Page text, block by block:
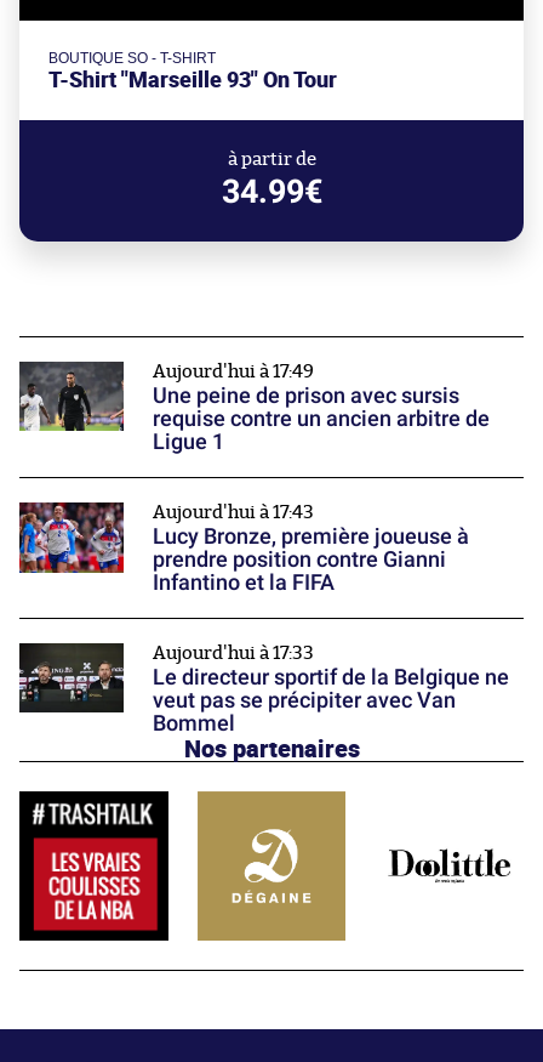
BOUTIQUE SO - T-SHIRT
T-Shirt "Marseille 93" On Tour
à partir de
34.99€
Aujourd'hui à 17:49
Une peine de prison avec sursis
requise contre un ancien arbitre de
Ligue 1
Aujourd'hui à 17:43
Lucy Bronze, première joueuse à
prendre position contre Gianni
Infantino et la FIFA
Aujourd'hui à 17:33
Le directeur sportif de la Belgique ne
veut pas se précipiter avec Van
Bommel
Nos partenaires